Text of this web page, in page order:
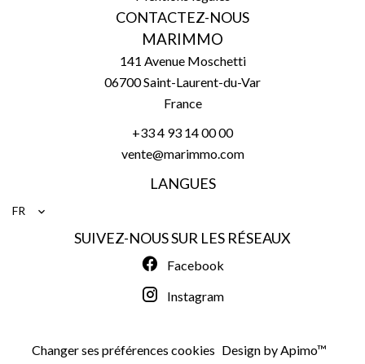
CONTACTEZ-NOUS
MARIMMO
141 Avenue Moschetti
06700Saint-Laurent-du-Var
France
+33 4 93 14 00 00
vente@marimmo.com
LANGUES
FR
SUIVEZ-NOUS SUR LES RÉSEAUX
Facebook
Instagram
Changer ses préférences cookies Design byApimo™